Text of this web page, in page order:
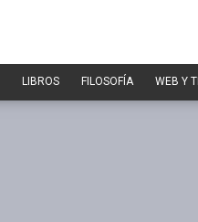
LIBROS FILOSOFÍA WEB Y